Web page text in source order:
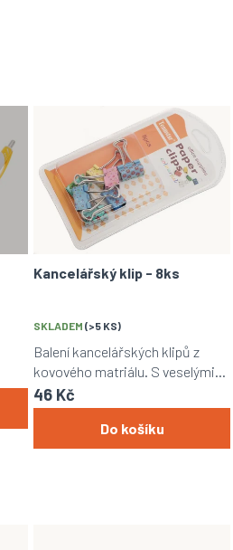
Kancelářský klip - 8ks
SKLADEM (>5 KS)
46 Kč
Do košíku
Balení kancelářských klipů z
kovového matriálu. S veselými
motivy květin a hvězdiček.